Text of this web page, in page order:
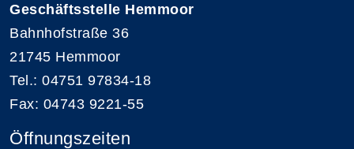
Geschäftsstelle Hemmoor
Bahnhofstraße 36
21745 Hemmoor
Tel.: 04751 97834-18
Fax: 04743 9221-55
Öffnungszeiten